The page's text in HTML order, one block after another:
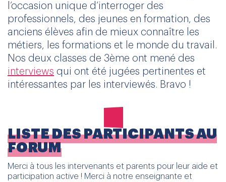
l’occasion unique d’interroger des
professionnels, des jeunes en formation, des
anciens élèves afin de mieux connaître les
métiers, les formations et le monde du travail.
Nos deux classes de 3ème ont mené des
interviews qui ont été jugées pertinentes et
intéressantes par les interviewés. Bravo !
LISTE DES PARTICIPANTS AU
FORUM
Merci à tous les intervenants et parents pour leur aide et
participation active ! Merci à notre enseignante et